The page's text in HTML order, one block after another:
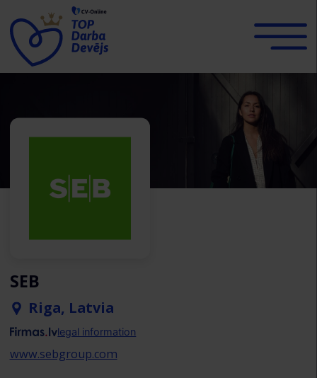
SEB
Riga, Latvia
legal information
www.sebgroup.com